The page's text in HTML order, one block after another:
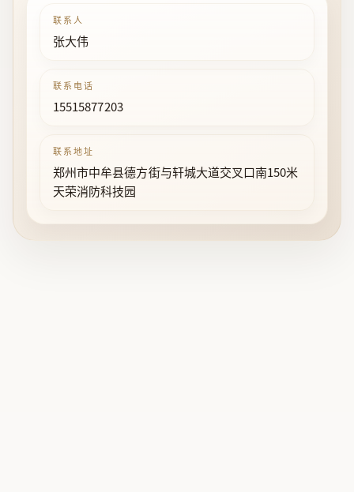
联系人
张大伟
联系电话
15515877203
联系地址
郑州市中牟县德方街与轩城大道交叉口南150米
天荣消防科技园